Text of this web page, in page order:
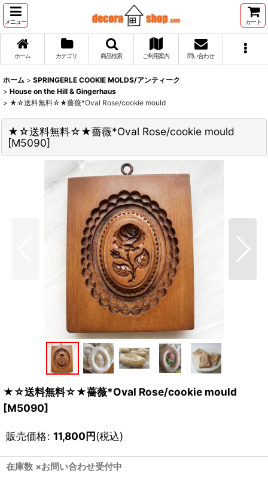
メニュー カート
ホーム カテゴリ 商品検索 ご利用案内 問い合わせ
ホーム > SPRINGERLE COOKIE MOLDS/アンティーク
> House on the Hill & Gingerhaus
> ★☆送料無料☆★薔薇*Oval Rose/cookie mould
★☆送料無料☆★薔薇*Oval Rose/cookie mould
[M5090]
★☆送料無料☆★薔薇*Oval Rose/cookie mould
[M5090]
販売価格: 11,800円(税込)
在庫数 ×お問い合わせ受付中